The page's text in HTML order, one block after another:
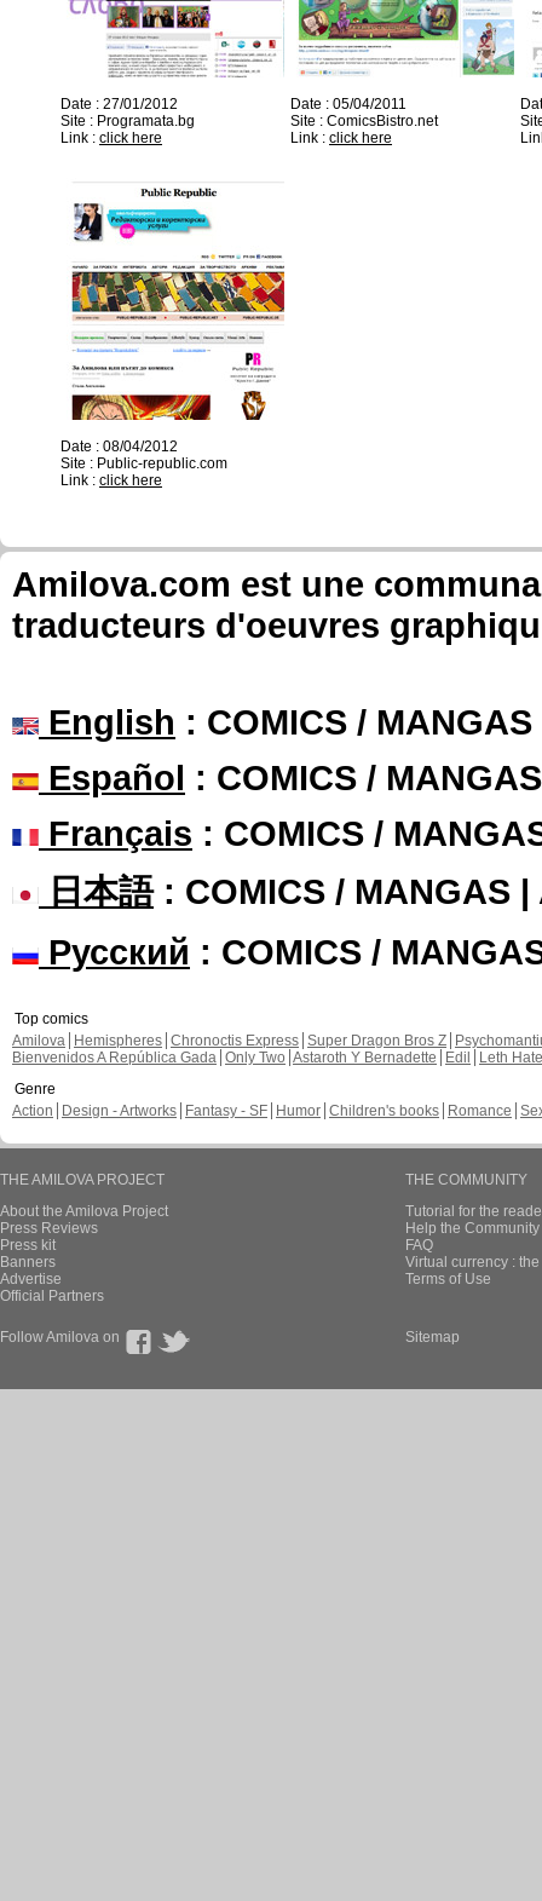
Date : 27/01/2012
Site : Programata.bg
Link : click here
Date : 05/04/2011
Site : ComicsBistro.net
Link : click here
Date : 08/04/2012
Site : Public-republic.com
Link : click here
Amilova.com est une
traducteurs d'oeuvres
English : COMICS /
Español : COMICS /
Français : COMICS /
日本語: COMICS / MANGAS |
Русский : COMICS /
Top comics
Amilova Hemispheres Chronoctis Express Super Dragon Bros Z
Bienvenidos A República Gada Only Two Astaroth Y Bernadette Edil
Leth Hate
Genre
Action
Design - Artworks Fantasy - SF Humor Children's books Romance
THE AMILOVA PROJECT
About the Amilova Project
Press Reviews
Press kit
Banners
Advertise
Official Partners
THE COMMUNITY
Tutorial for the
Help the
FAQ
Virtual currency :
Terms of Use
Follow Amilova on Sitemap